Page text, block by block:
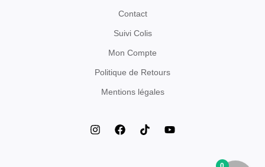
Contact
Suivi Colis
Mon Compte
Politique de Retours
Mentions légales